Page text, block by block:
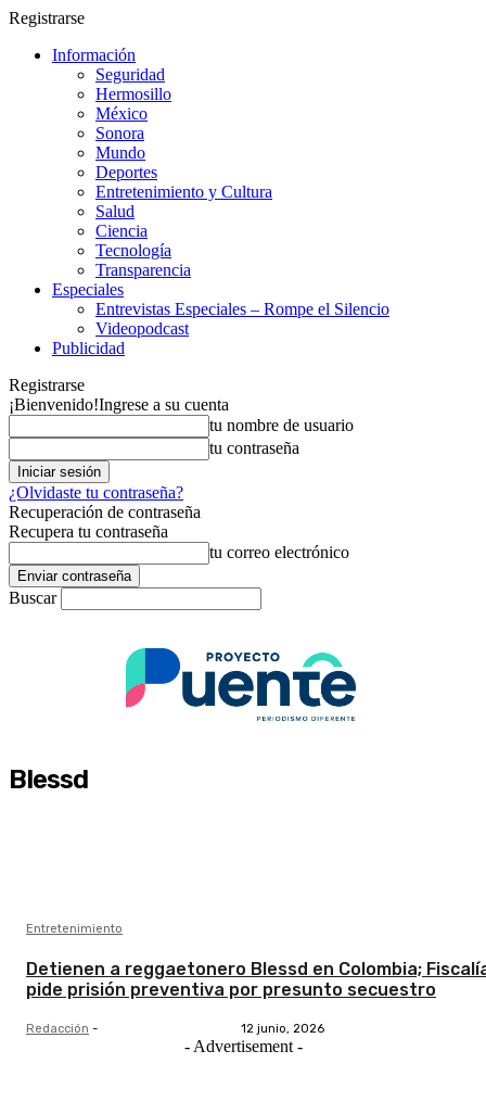
Registrarse
Información
Seguridad
Hermosillo
México
Sonora
Mundo
Deportes
Entretenimiento y Cultura
Salud
Ciencia
Tecnología
Transparencia
Especiales
Entrevistas Especiales – Rompe el Silencio
Videopodcast
Publicidad
Registrarse
¡Bienvenido!Ingrese a su cuenta
tu nombre de usuario
tu contraseña
¿Olvidaste tu contraseña?
Recuperación de contraseña
Recupera tu contraseña
tu correo electrónico
Buscar
Blessd
Entretenimiento
Detienen a reggaetonero Blessd en Colombia;
pide prisión preventiva por presunto secuestro
Redacción - 12 junio, 2026
- Advertisement -